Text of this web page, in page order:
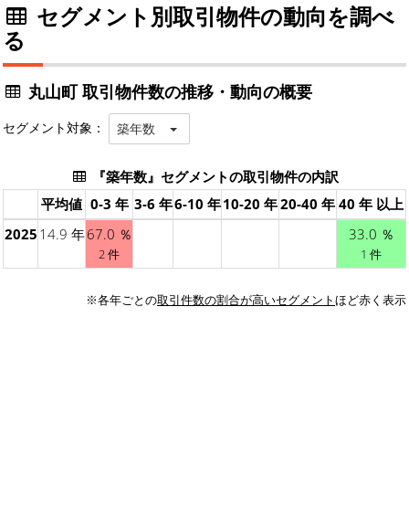
セグメント別取引物件の動向を調べ
る
丸山町 取引物件数の推移・動向の概要
セグメント対象： 築年数
『築年数』セグメントの取引物件の内訳
平均値 0-3 年 3-6 年6-10 年10-20 年20-40 年 40 年 以上
2025 14.9 年67.0 ％
2 件
33.0 ％
1 件
※各年ごとの取引件数の割合が高いセグメントほど赤く表示